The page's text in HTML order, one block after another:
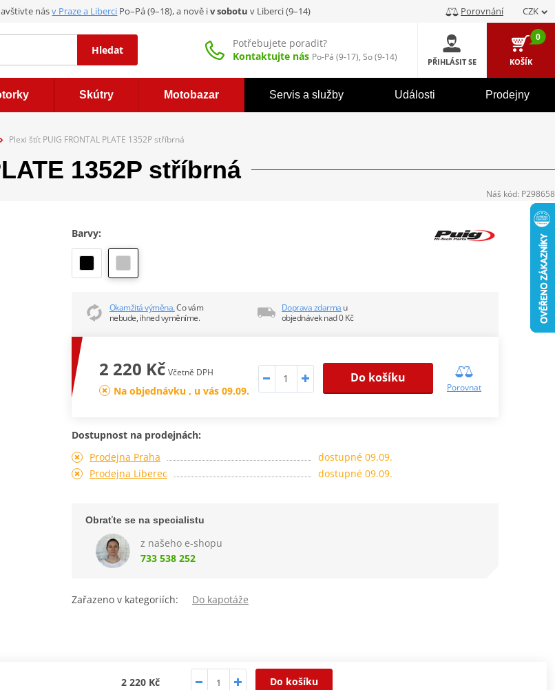
násv Praze a Liberci Po–Pá (9–18), a nově iv sobotu v Liberci (9–14) Porovnání CZK
Hledat
Potřebujete poradit?
Kontaktujte nás Po-Pá (9-17), So (9-14) PŘIHLÁSIT SE
0
KOŠÍK
Skútry Motobazar Servis a služby Události Prodejny
Plexi štít PUIG FRONTAL PLATE 1352P stříbrná
1352P stříbrná
Barvy:
Okamžitá výměna.Co vám
nebude, ihned vyměníme.
Doprava zdarma u
objednávek nad 0 Kč
2 220 Kč Včetně DPH
Na objednávku , u vás 09.09.
Do košíku
Porovnat
Dostupnost na prodejnách:
Prodejna Praha
dostupné 09.09.
Prodejna Liberec
dostupné 09.09.
Obraťte se na specialistu
z našeho e-shopu
733 538 252
Zařazeno v kategoriích: Do kapotáže
2 220 Kč Do košíku
Náš kód: P298658